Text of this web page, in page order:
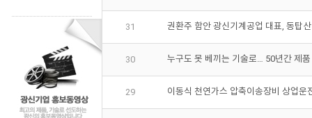
31 권환주 함안 광신기계공업 대표, 동탑
30 누구도 못 베끼는 기술로… 50년간 제
29 이동식 천연가스 압축이송장비 상업운